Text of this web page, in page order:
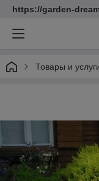
https://garden-
Товары и